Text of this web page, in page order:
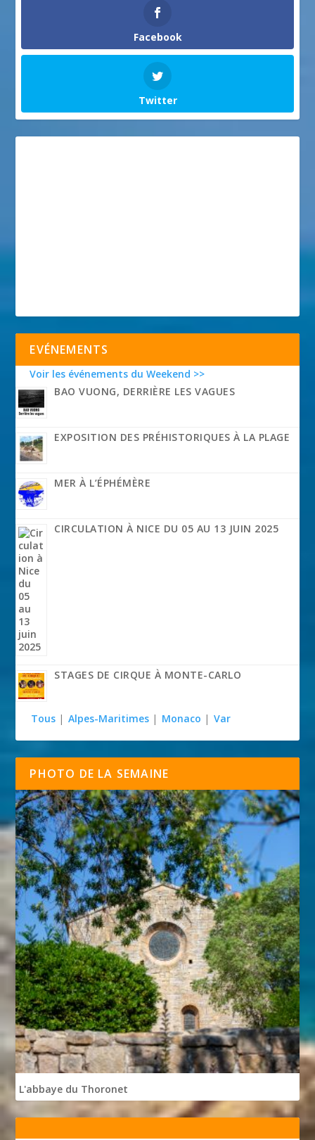
Facebook
Twitter
EVÉNEMENTS
Voir les événements du Weekend >>
BAO VUONG, DERRIÈRE LES VAGUES
EXPOSITION DES PRÉHISTORIQUES À LA PLAGE
MER À L’ÉPHÉMÈRE
CIRCULATION À NICE DU 05 AU 13 JUIN 2025
STAGES DE CIRQUE À MONTE-CARLO
Tous | Alpes-Maritimes | Monaco | Var
PHOTO DE LA SEMAINE
L'abbaye du Thoronet